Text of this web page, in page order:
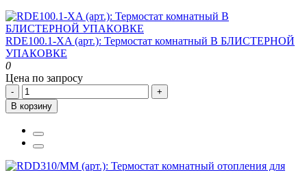
RDE100.1-XA (арт.): Термостат комнатный В БЛИСТЕРНОЙ
УПАКОВКЕ
0
Цена по запросу
-
+
В корзину